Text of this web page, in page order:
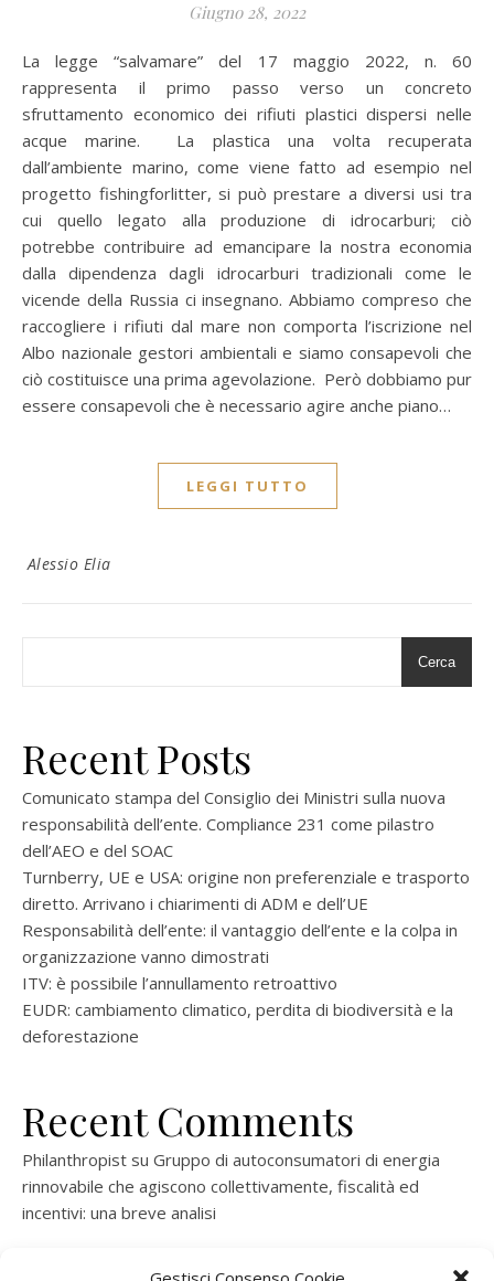
Giugno 28, 2022
La legge “salvamare” del 17 maggio 2022, n. 60
rappresenta il primo passo verso un concreto
sfruttamento economico dei rifiuti plastici dispersi nelle
acque marine. La plastica una volta recuperata
dall’ambiente marino, come viene fatto ad esempio nel
progetto fishingforlitter, si può prestare a diversi usi tra
cui quello legato alla produzione di idrocarburi; ciò
potrebbe contribuire ad emancipare la nostra economia
dalla dipendenza dagli idrocarburi tradizionali come le
vicende della Russia ci insegnano. Abbiamo compreso che
raccogliere i rifiuti dal mare non comporta l’iscrizione nel
Albo nazionale gestori ambientali e siamo consapevoli che
ciò costituisce una prima agevolazione. Però dobbiamo pur
essere consapevoli che è necessario agire anche piano…
LEGGI TUTTO
Alessio Elia
Cerca
Recent Posts
Comunicato stampa del Consiglio dei Ministri sulla nuova
responsabilità dell’ente. Compliance 231 come pilastro
dell’AEO e del SOAC
Turnberry, UE e USA: origine non preferenziale e trasporto
diretto. Arrivano i chiarimenti di ADM e dell’UE
Responsabilità dell’ente: il vantaggio dell’ente e la colpa in
organizzazione vanno dimostrati
ITV: è possibile l’annullamento retroattivo
EUDR: cambiamento climatico, perdita di biodiversità e la
deforestazione
Recent Comments
Philanthropist su Gruppo di autoconsumatori di energia
rinnovabile che agiscono collettivamente, fiscalità ed
incentivi: una breve analisi